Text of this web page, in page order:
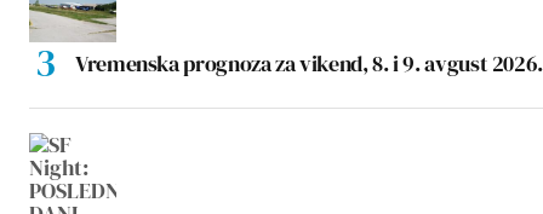
Vremenska prognoza za vikend, 8. i 9. avgust 2026.